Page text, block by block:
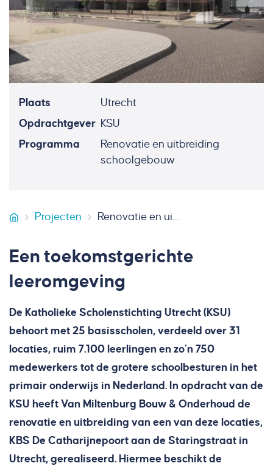
Plaats
Utrecht
Opdrachtgever KSU
Programma
Renovatie en uitbreiding
schoolgebouw
Van Miltenburg Bouw & Onderhoud
Projecten Renovatie en uitbreiding schoolgebouw Catharijnepoort Utrecht
Een toekomstgerichte
leeromgeving
De Katholieke Scholenstichting Utrecht (KSU)
behoort met 25 basisscholen, verdeeld over 31
locaties, ruim 7.100 leerlingen en zo’n 750
medewerkers tot de grotere schoolbesturen in het
primair onderwijs in Nederland. In opdracht van de
KSU heeft Van Miltenburg Bouw & Onderhoud de
renovatie en uitbreiding van een van deze locaties,
KBS De Catharijnepoort aan de Staringstraat in
Utrecht, gerealiseerd. Hiermee beschikt de